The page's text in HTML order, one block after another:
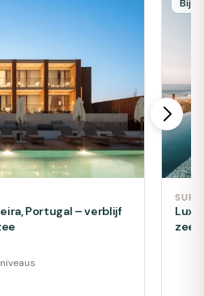
Portugal – verblijf
zee